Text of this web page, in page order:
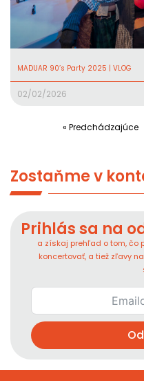
MADUAR 90’s Party 2025 | VLOG
02/02/2026
« Predchádzajúce
Zostaňme v
Prihlás sa na
a získaj prehľad o tom, čo
koncertovať, a tiež zľavy